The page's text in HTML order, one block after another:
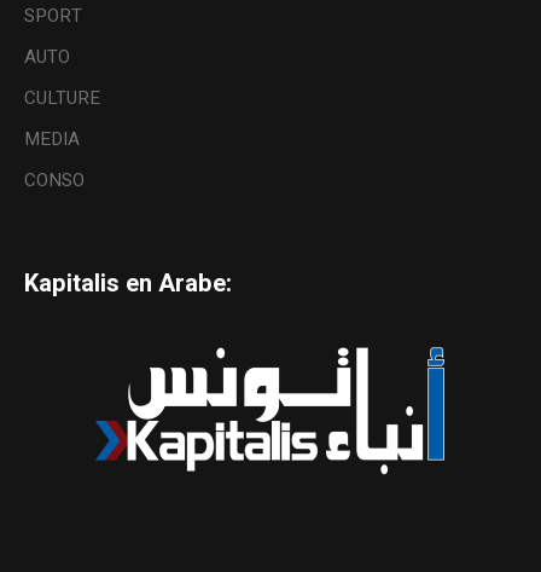
SPORT
AUTO
CULTURE
MEDIA
CONSO
Kapitalis en Arabe: